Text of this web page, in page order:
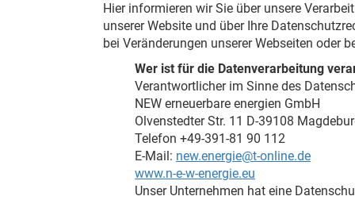
Hier informieren wir Sie über unsere
unserer Website und über Ihre
bei Veränderungen unserer Webseiten oder
Wer ist für die Datenverarbeitung
Verantwortlicher im Sinne des
NEW erneuerbare energien GmbH
Olvenstedter Str. 11 D-39108
Telefon +49-391-81 90 112
E-Mail: new.energie@t-online.de
www.n-e-w-energie.eu
Unser Unternehmen hat eine